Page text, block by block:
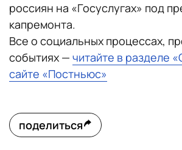
россиян на «Госуслугах» под
капремонта.
Все о социальных процессах,
событиях — читайте в разделе
сайте «Постньюс»
поделиться